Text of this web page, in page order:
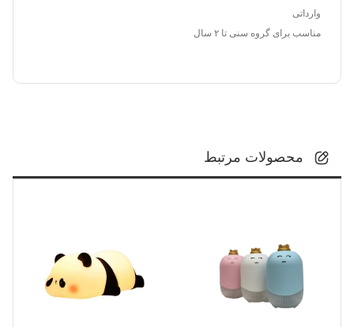
وارداتی
مناسب برای گروه سنی تا ۲ سال
محصولات مرتبط